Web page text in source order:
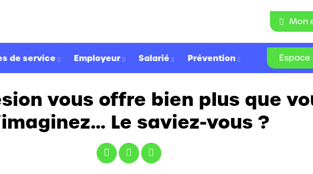
Mon
de service Employeur Salarié Prévention
vous offre bien plus que
Le saviez-vous ?